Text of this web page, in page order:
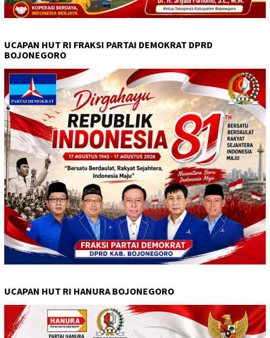
UCAPAN HUT RI FRAKSI PARTAI DEMOKRAT DPRD
BOJONEGORO
UCAPAN HUT RI HANURA BOJONEGORO